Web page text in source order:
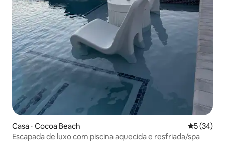
Casa ⋅ Cocoa Beach 5 de uma
5 (34)
Escapada de luxo com piscina aquecida e resfriada/spa